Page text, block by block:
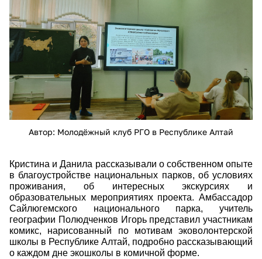
Автор: Молодёжный клуб РГО в Республике Алтай
Кристина и Данила рассказывали о собственном опыте
в благоустройстве национальных парков, об условиях
проживания, об интересных экскурсиях и
образовательных мероприятиях проекта. Амбассадор
Сайлюгемского национального парка, учитель
географии Полюдченков Игорь представил участникам
комикс, нарисованный по мотивам эковолонтерской
школы в Республике Алтай, подробно рассказывающий
о каждом дне экошколы в комичной форме.